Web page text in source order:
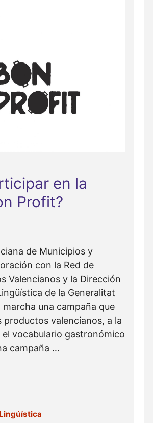
en la
Profit?
de Municipios y
con la Red de
Valencianos y la Dirección
de la Generalitat
una campaña que
productos valencianos, a la
vocabulario gastronómico
campaña …